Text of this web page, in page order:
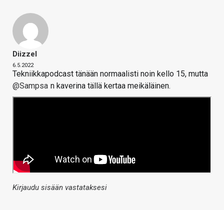
Diizzel
6.5.2022
Tekniikkapodcast tänään normaalisti noin kello 15, mutta
@Sampsa n kaverina tällä kertaa meikäläinen.
Kirjaudu sisään vastataksesi